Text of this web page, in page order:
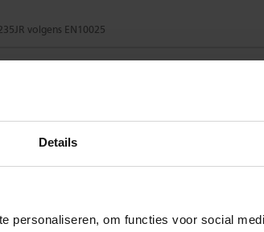
Details
personaliseren, om functies voor social
volgens EN10025
mm